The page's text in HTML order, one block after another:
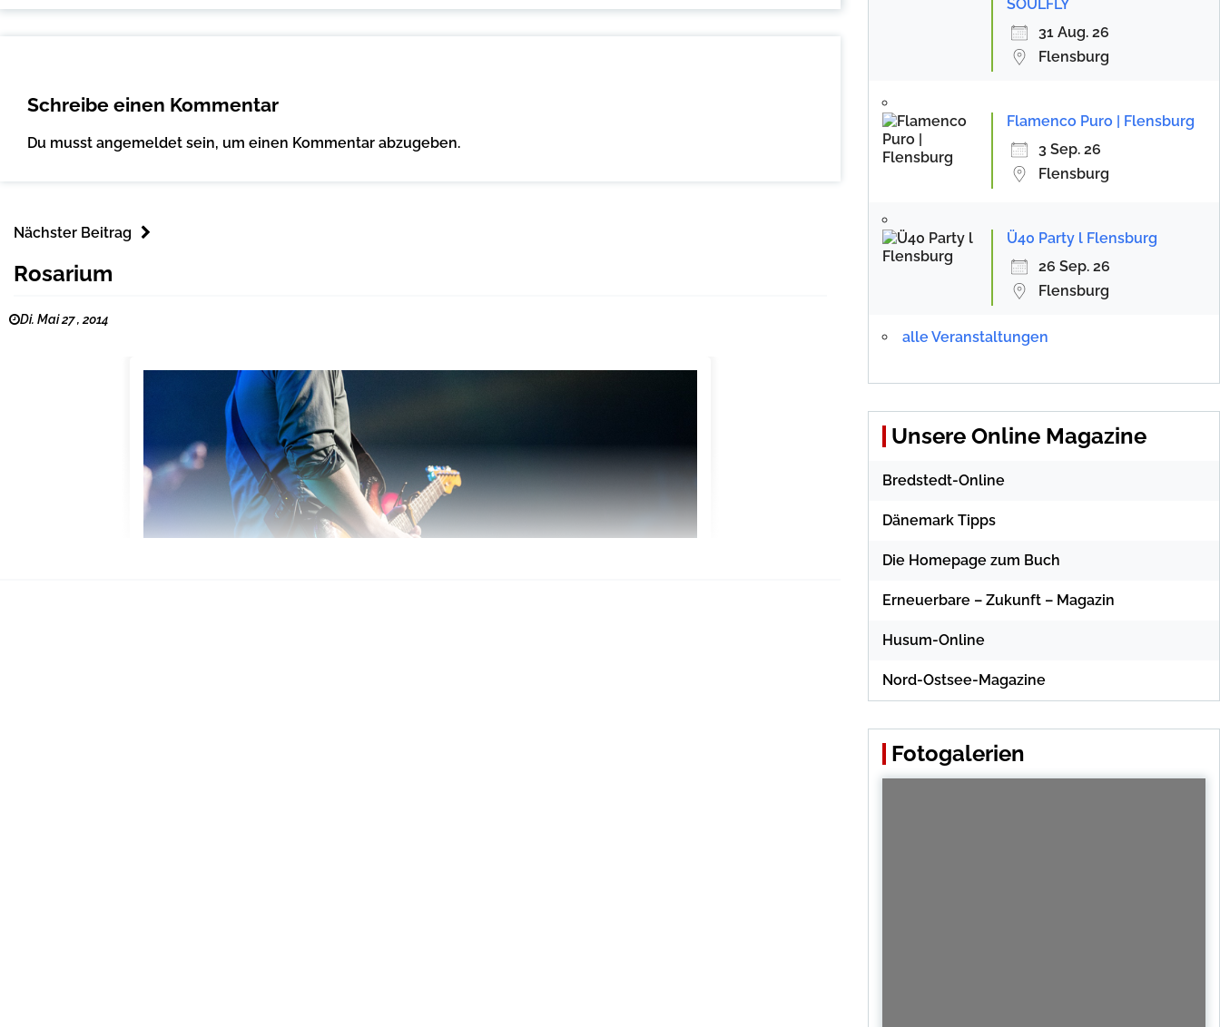
Schreibe einen Kommentar
Du musst angemeldet sein, um einen Kommentar abzugeben.
Nächster Beitrag
Rosarium
Di. Mai 27 , 2014
SOULFLY
31 Aug. 26
Flensburg
Flamenco Puro | Flensburg
3 Sep. 26
Flensburg
Ü40 Party l Flensburg
26 Sep. 26
Flensburg
alle Veranstaltungen
Unsere Online Magazine
Bredstedt-Online
Dänemark Tipps
Die Homepage zum Buch
Erneuerbare – Zukunft – Magazin
Husum-Online
Nord-Ostsee-Magazine
Fotogalerien